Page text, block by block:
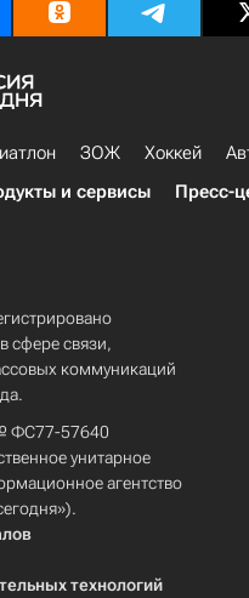
ЗОЖ Хоккей
и сервисы Пресс-
сфере связи,
коммуникаций
ФС77-57640
унитарное
агентство
технологий